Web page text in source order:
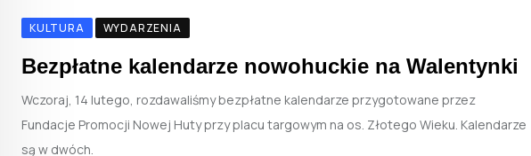
KULTURA WYDARZENIA
Bezpłatne kalendarze nowohuckie na Walentynki
Wczoraj, 14 lutego, rozdawaliśmy bezpłatne kalendarze przygotowane przez
Fundacje Promocji Nowej Huty przy placu targowym na os. Złotego Wieku. Kalendarze
są w dwóch.